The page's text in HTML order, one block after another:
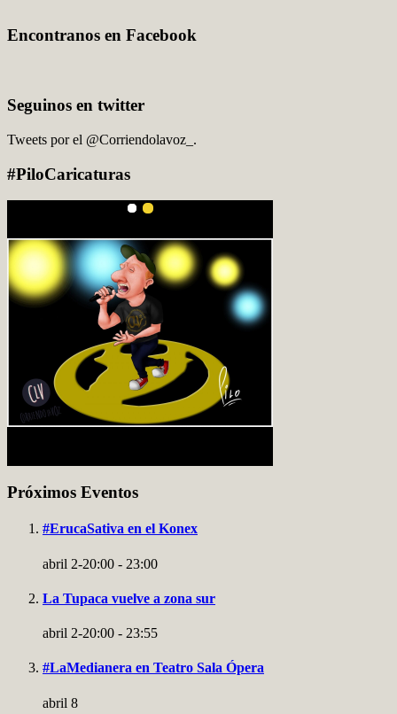
Encontranos en Facebook
Seguinos en twitter
Tweets por el @Corriendolavoz_.
#PiloCaricaturas
Próximos Eventos
#ErucaSativa en el Konex
abril 2-20:00 - 23:00
La Tupaca vuelve a zona sur
abril 2-20:00 - 23:55
#LaMedianera en Teatro Sala Ópera
abril 8